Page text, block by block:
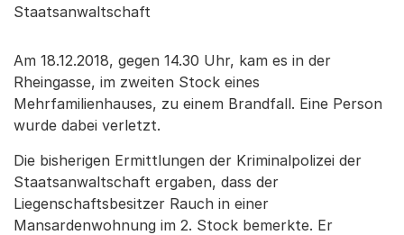
Staatsanwaltschaft
Am 18.12.2018, gegen 14.30 Uhr, kam es in der
Rheingasse, im zweiten Stock eines
Mehrfamilienhauses, zu einem Brandfall. Eine Person
wurde dabei verletzt.
Die bisherigen Ermittlungen der Kriminalpolizei der
Staatsanwaltschaft ergaben, dass der
Liegenschaftsbesitzer Rauch in einer
Mansardenwohnung im 2. Stock bemerkte. Er